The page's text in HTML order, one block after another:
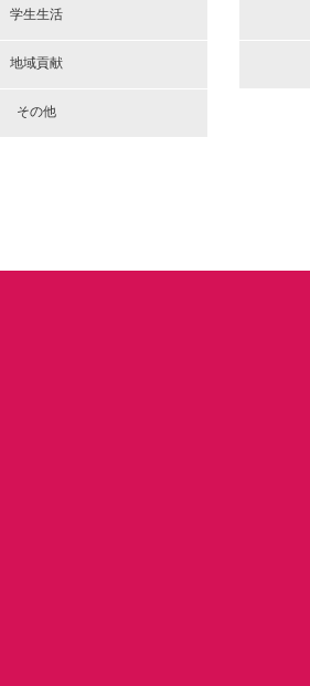
学生生活
地域貢献
その他